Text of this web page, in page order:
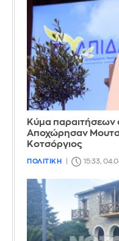
Κύμα παραιτήσεων
Αποχώρησαν
Κοτσόργιος
ΠΟΛΙΤΙΚΗ 15:33,